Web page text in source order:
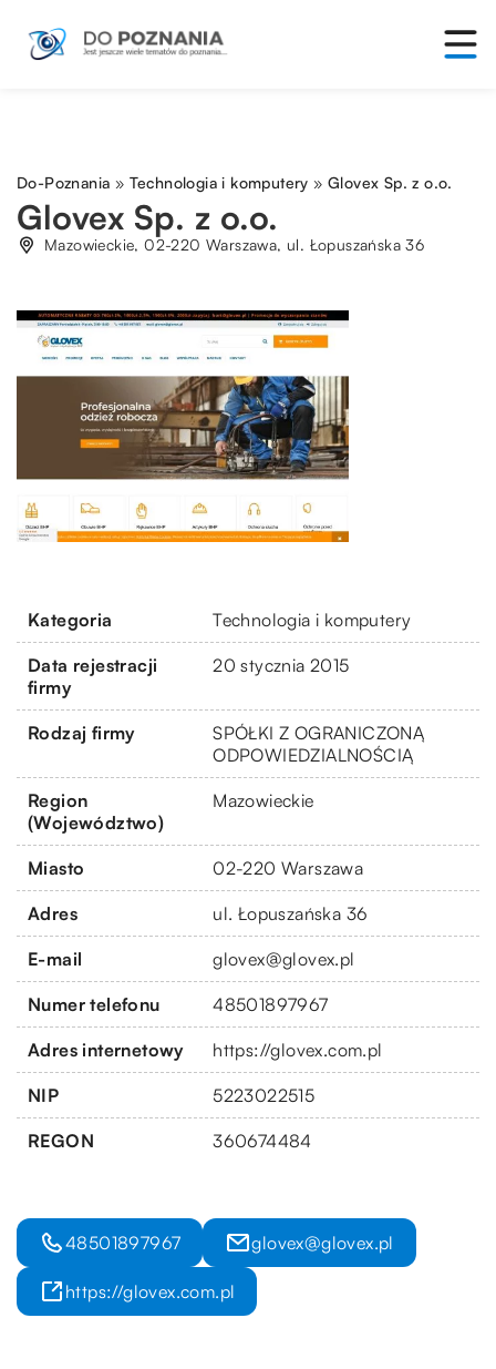
Do-Poznania » Technologia i komputery »Glovex Sp. z o.o.
Glovex Sp. z o.o.
Mazowieckie, 02-220 Warszawa, ul. Łopuszańska 36
Kategoria Technologia i komputery
Data rejestracji
firmy
20 stycznia 2015
Rodzaj firmy
SPÓŁKI Z OGRANICZONĄ
ODPOWIEDZIALNOŚCIĄ
Region
(Województwo)
Mazowieckie
Miasto 02-220 Warszawa
Adres ul. Łopuszańska 36
E-mail glovex@glovex.pl
Numer telefonu 48501897967
Adres internetowy https://glovex.com.pl
NIP 5223022515
REGON 360674484
48501897967 glovex@glovex.pl
https://glovex.com.pl